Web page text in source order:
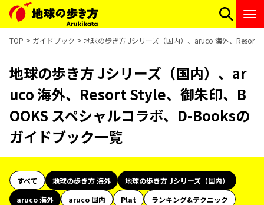
TOP ガイドブック 地球の歩き方 Jシリーズ（国内）、aruco 海外、Resort
地球の歩き方 Jシリーズ（国内）、ar
uco 海外、Resort Style、御朱印、B
OOKS スペシャルコラボ、D-Booksの
ガイドブック一覧
すべて 地球の歩き方 海外
地球の歩き方 Jシリーズ（国内）
aruco 海外
aruco 国内 Plat
ランキング&テクニック